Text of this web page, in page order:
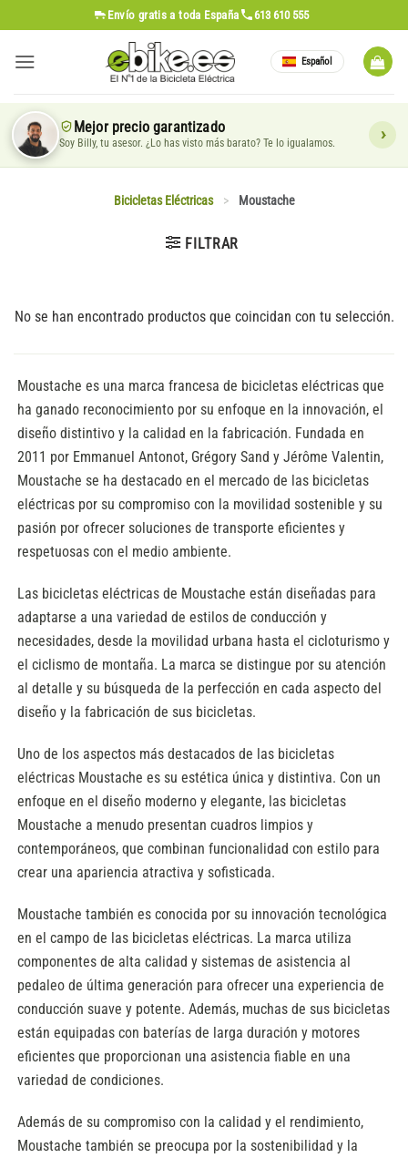
al
contenido
Envío gratis a toda España 613 610 555
Español
Mejor precio garantizado
Soy Billy, tu asesor. ¿Lo has visto más barato? Te lo igualamos.
Bicicletas Eléctricas > Moustache
FILTRAR
No se han encontrado productos que coincidan con tu selección.
Moustache es una marca francesa de bicicletas eléctricas que
ha ganado reconocimiento por su enfoque en la innovación, el
diseño distintivo y la calidad en la fabricación. Fundada en
2011 por Emmanuel Antonot, Grégory Sand y Jérôme Valentin,
Moustache se ha destacado en el mercado de las bicicletas
eléctricas por su compromiso con la movilidad sostenible y su
pasión por ofrecer soluciones de transporte eficientes y
respetuosas con el medio ambiente.
Las bicicletas eléctricas de Moustache están diseñadas para
adaptarse a una variedad de estilos de conducción y
necesidades, desde la movilidad urbana hasta el cicloturismo y
el ciclismo de montaña. La marca se distingue por su atención
al detalle y su búsqueda de la perfección en cada aspecto del
diseño y la fabricación de sus bicicletas.
Uno de los aspectos más destacados de las bicicletas
eléctricas Moustache es su estética única y distintiva. Con un
enfoque en el diseño moderno y elegante, las bicicletas
Moustache a menudo presentan cuadros limpios y
contemporáneos, que combinan funcionalidad con estilo para
crear una apariencia atractiva y sofisticada.
Moustache también es conocida por su innovación tecnológica
en el campo de las bicicletas eléctricas. La marca utiliza
componentes de alta calidad y sistemas de asistencia al
pedaleo de última generación para ofrecer una experiencia de
conducción suave y potente. Además, muchas de sus bicicletas
están equipadas con baterías de larga duración y motores
eficientes que proporcionan una asistencia fiable en una
variedad de condiciones.
Además de su compromiso con la calidad y el rendimiento,
Moustache también se preocupa por la sostenibilidad y la